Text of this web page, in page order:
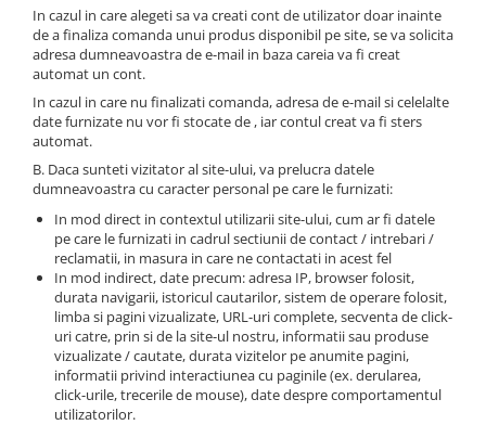
In cazul in care alegeti sa va creati cont de utilizator doar inainte
de a finaliza comanda unui produs disponibil pe site, se va solicita
adresa dumneavoastra de e-mail in baza careia va fi creat
automat un cont.
In cazul in care nu finalizati comanda, adresa de e-mail si celelalte
date furnizate nu vor fi stocate de , iar contul creat va fi sters
automat.
B. Daca sunteti vizitator al site-ului, va prelucra datele
dumneavoastra cu caracter personal pe care le furnizati:
In mod direct in contextul utilizarii site-ului, cum ar fi datele
pe care le furnizati in cadrul sectiunii de contact / intrebari /
reclamatii, in masura in care ne contactati in acest fel
In mod indirect, date precum: adresa IP, browser folosit,
durata navigarii, istoricul cautarilor, sistem de operare folosit,
limba si pagini vizualizate, URL-uri complete, secventa de click-
uri catre, prin si de la site-ul nostru, informatii sau produse
vizualizate / cautate, durata vizitelor pe anumite pagini,
informatii privind interactiunea cu paginile (ex. derularea,
click-urile, trecerile de mouse), date despre comportamentul
utilizatorilor.